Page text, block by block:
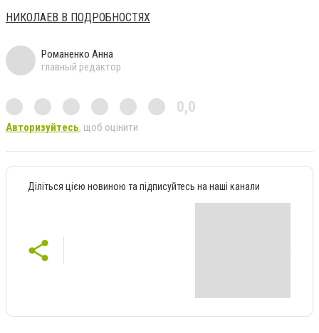
НИКОЛАЕВ В ПОДРОБНОСТЯХ
Романенко Анна
главный редактор
0,0
Авторизуйтесь, щоб оцінити
Діліться цією новиною та підписуйтесь на наші канали